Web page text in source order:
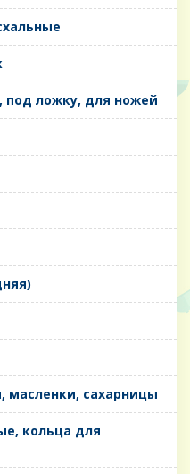
под ложку, для ножей
масленки, сахарницы
кольца для